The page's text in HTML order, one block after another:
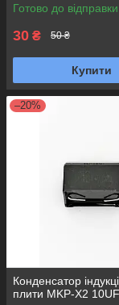
Готово до відправки
30 ₴ 50 ₴
Купити
–20%
Конденсатор
плити MKP-X2